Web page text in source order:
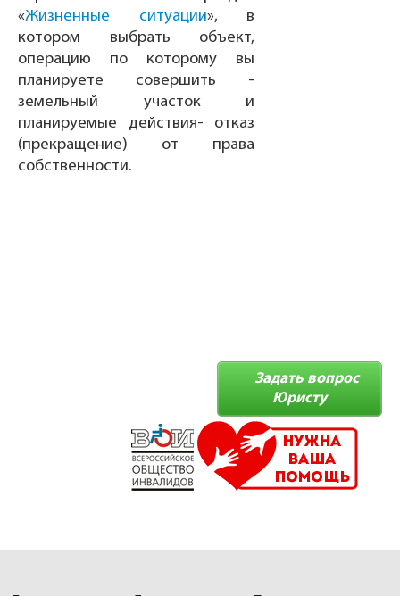
«Жизненные ситуации», в
котором выбрать объект,
операцию по которому вы
планируете совершить -
земельный участок и
планируемые действия- отказ
(прекращение) от права
собственности.
Задать вопрос
Юристу